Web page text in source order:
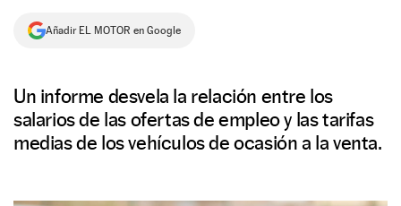
Añadir EL MOTOR en Google
Un informe desvela la relación entre los
salarios de las ofertas de empleo y las tarifas
medias de los vehículos de ocasión a la venta.